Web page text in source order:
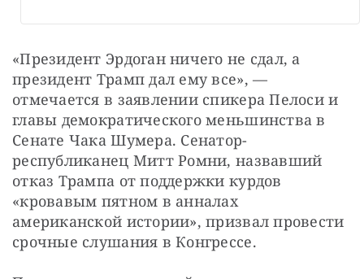
«Президент Эрдоган ничего не сдал, а
президент Трамп дал ему все», —
отмечается в заявлении спикера Пелоси и
главы демократического меньшинства в
Сенате Чака Шумера. Сенатор-
республиканец Митт Ромни, назвавший
отказ Трампа от поддержки курдов
«кровавым пятном в анналах
американской истории», призвал провести
срочные слушания в Конгрессе.